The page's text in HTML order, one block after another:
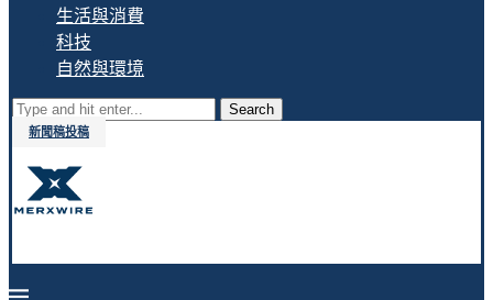
生活與消費
科技
自然與環境
Search
新聞稿投稿